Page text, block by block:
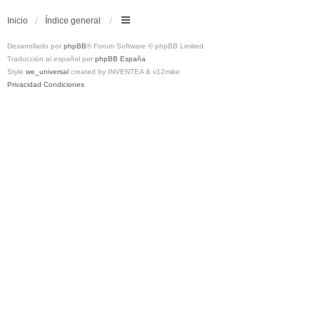
Inicio Índice general
Desarrollado por phpBB® Forum Software © phpBB Limited
Traducción al español por phpBB España
Style we_universal created by INVENTEA & v12mike
Privacidad Condiciones